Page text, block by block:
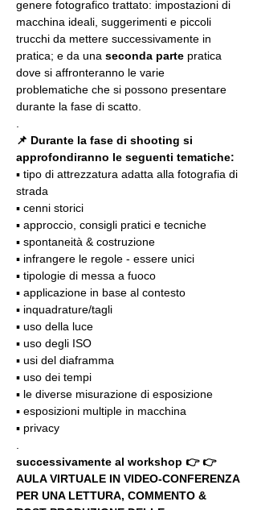
genere fotografico trattato: impostazioni di
macchina ideali, suggerimenti e piccoli
trucchi da mettere successivamente in
pratica; e da una seconda parte pratica
dove si affronteranno le varie
problematiche che si possono presentare
durante la fase di scatto.
📌 Durante la fase di shooting si
approfondiranno le seguenti tematiche:
▪️ tipo di attrezzatura adatta alla fotografia di
strada
▪️ cenni storici
▪️ approccio, consigli pratici e tecniche
▪️ spontaneità & costruzione
▪️ infrangere le regole - essere unici
▪️ tipologie di messa a fuoco
▪️ applicazione in base al contesto
▪️ inquadrature/tagli
▪️ uso della luce
▪️ uso degli ISO
▪️ usi del diaframma
▪️ uso dei tempi
▪️ le diverse misurazione di esposizione
▪️ esposizioni multiple in macchina
▪️ privacy
successivamente al workshop 👉 👉
AULA VIRTUALE IN VIDEO-CONFERENZA
PER UNA LETTURA, COMMENTO &